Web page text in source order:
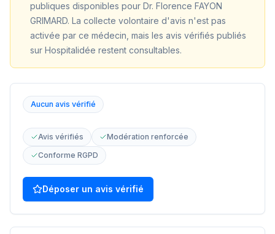
publiques disponibles pour Dr. Florence FAYON
GRIMARD. La collecte volontaire d'avis n'est pas
activée par ce médecin, mais les avis vérifiés publiés
sur Hospitalidée restent consultables.
Aucun avis vérifié
Avis vérifiés
Modération renforcée
Conforme RGPD
Déposer un avis vérifié